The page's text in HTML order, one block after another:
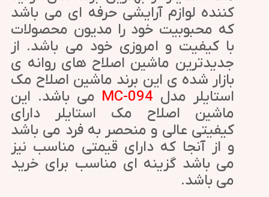
کننده لوازم آرایشی حرفه ای می باشد
که محبوبیت خود را مدیون محصولات
با کیفیت و امروزی خود می باشد. از
جدیدترین ماشین اصلاح های روانه ی
بازار شده ی این برند ماشین اصلاح مک
استایلر مدل MC-094 می باشد. این
ماشین اصلاح مک استایلر دارای
کیفیتی عالی و منحصر به فرد می باشد
و از آنجا که دارای قیمتی مناسب نیز
می باشد گزینه ای مناسب برای خرید
می باشد.